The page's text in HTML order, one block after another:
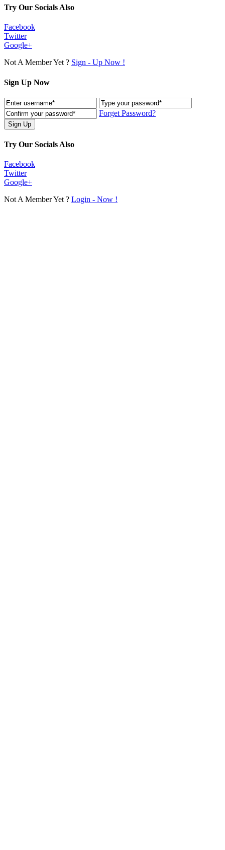
Try Our Socials Also
Facebook
Twitter
Google+
Not A Member Yet ? Sign - Up Now !
Sign Up Now
Forget Password?
Try Our Socials Also
Facebook
Twitter
Google+
Not A Member Yet ? Login - Now !